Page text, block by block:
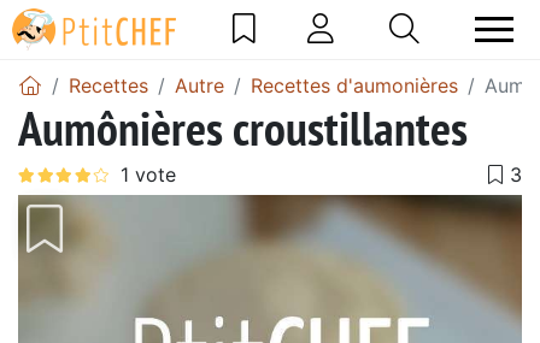
Recettes Autre Recettes d'aumonières
Aumônières croustillantes